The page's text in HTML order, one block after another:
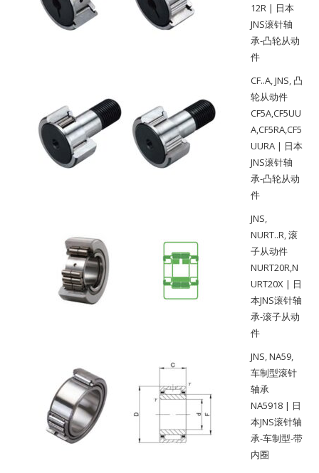
12R | 日本
JNS滚针轴
承-凸轮从动
件
CF..A,JNS, 凸
轮从动件
CF5A,CF5UU
A,CF5RA,CF5
UURA | 日本
JNS滚针轴
承-凸轮从动
件
JNS,
NURT..R,滚
子从动件
NURT20R,N
URT20X | 日
本JNS滚针轴
承-滚子从动
件
JNS,NA59,
车制型滚针
轴承
NA5918 | 日
本JNS滚针轴
承-车制型-带
内圈